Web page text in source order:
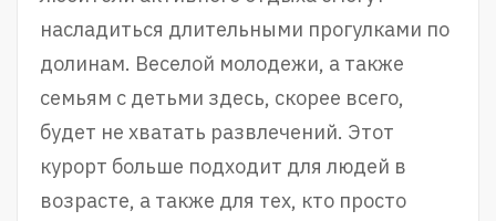
насладиться длительными прогулками по
долинам. Веселой молодежи, а также
семьям с детьми здесь, скорее всего,
будет не хватать развлечений. Этот
курорт больше подходит для людей в
возрасте, а также для тех, кто просто